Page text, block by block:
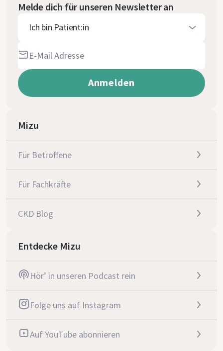
Melde dich für unseren Newsletter an
Ich bin Patient:in
Mizu
Für Betroffene
Für Fachkräfte
CKD Blog
Entdecke Mizu
Hör’ in unseren Podcast rein
Folge uns auf Instagram
Auf YouTube abonnieren